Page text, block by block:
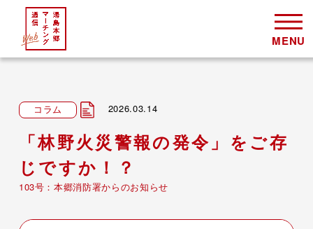
コラム 2026.03.14
「林野火災警報の発令」をご存
じですか！？
103号：本郷消防署からのお知らせ